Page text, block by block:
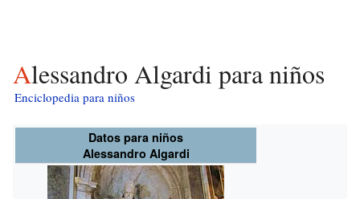
Alessandro Algardi para niños
Enciclopedia para niños
Datos para niños
Alessandro Algardi